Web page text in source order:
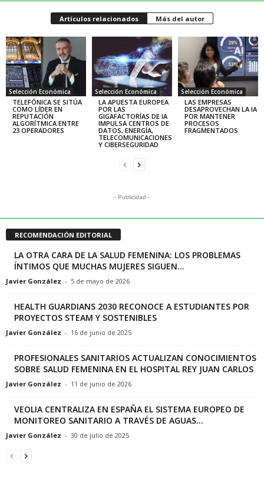
Artículos relacionados Más del autor
Selección Económica
TELEFÓNICA SE SITÚA
COMO LÍDER EN
REPUTACIÓN
ALGORÍTMICA ENTRE
23 OPERADORES
Selección Económica
LA APUESTA EUROPEA
POR LAS
GIGAFACTORÍAS DE IA
IMPULSA CENTROS DE
DATOS, ENERGÍA,
TELECOMUNICACIONES
Y CIBERSEGURIDAD
Selección Económica
LAS EMPRESAS
DESAPROVECHAN LA IA
POR MANTENER
PROCESOS
FRAGMENTADOS
- Publicidad -
RECOMENDACIÓN EDITORIAL
LA OTRA CARA DE LA SALUD FEMENINA: LOS PROBLEMAS
ÍNTIMOS QUE MUCHAS MUJERES SIGUEN...
Javier González - 5 de mayo de 2026
HEALTH GUARDIANS 2030 RECONOCE A ESTUDIANTES POR
PROYECTOS STEAM Y SOSTENIBLES
Javier González - 16 de junio de 2025
PROFESIONALES SANITARIOS ACTUALIZAN CONOCIMIENTOS
SOBRE SALUD FEMENINA EN EL HOSPITAL REY JUAN CARLOS
Javier González - 11 de junio de 2026
VEOLIA CENTRALIZA EN ESPAÑA EL SISTEMA EUROPEO DE
MONITOREO SANITARIO A TRAVÉS DE AGUAS...
Javier González - 30 de julio de 2025